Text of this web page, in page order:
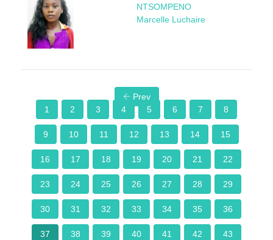
NTSOMPENO
Marcelle Luchaire
Prev
1
2 3 4 5 6 7 8
9 10 11 12 13 14 15
16 17 18 19 20 21 22
23 24 25 26 27 28 29
30 31 32 33 34 35 36
37 38 39 40 41 42 43